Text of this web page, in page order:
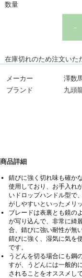
数量
-
在庫切れのため注文いた
メーカー
澤数
ブランド
九頭
商品詳細
錆びに強く切れ味も確か
使用しており、お手入れ
いドロップハンドル型で
がしやすいといったメリ
ブレードは表裏とも鏡の
が写り込んで、非常に綺
合、錆びに強い耐性が無
錆びに強く、湿気に気を
です。
うどんを切る場合にも鋼
すが、うどんには一般的
されることをオススメし